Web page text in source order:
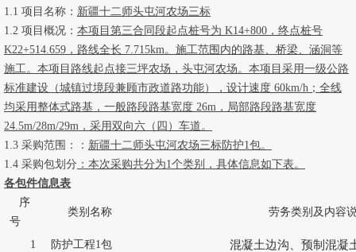
1.1 项目名称： 新疆十二师头屯河农场三标
1.2 项目概况： 本项目第三合同段起点桩号为 K14+800，终点桩号
K22+514.659，路线全长 7.715km。施工范围内的路基、桥梁、涵洞等
施工。本项目路线起点接三坪农场，头屯河农场。本项目采用一级公路
标准建设（城镇过境段兼顾市政道路功能），设计速度 60km/h；全线
均采用整体式路基，一般路段路基宽度 26m，局部路段路基宽度
24.5m/28m/29m，采用双向六（四）车道。
1.3 采购范围：： 新疆十二师头屯河农场三标防护1包。
1.4 采购包划分 ：本次采购共分为1个类别，具体信息如下表。
各包件信息表
序
号
类别名称 劳务类别及内容
1 防护工程1包 混凝土边沟、预制混凝